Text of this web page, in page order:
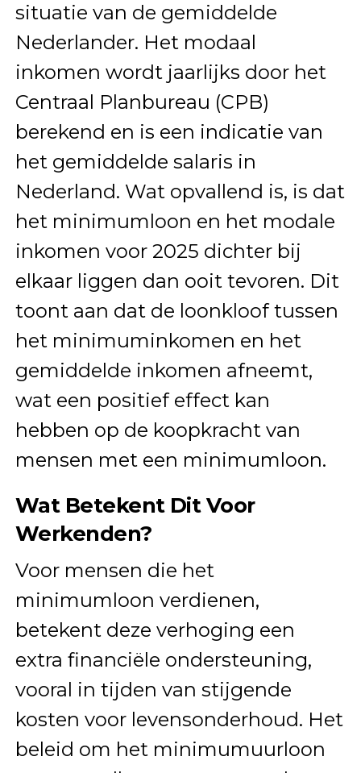
situatie van de gemiddelde
Nederlander. Het modaal
inkomen wordt jaarlijks door het
Centraal Planbureau (CPB)
berekend en is een indicatie van
het gemiddelde salaris in
Nederland. Wat opvallend is, is dat
het minimumloon en het modale
inkomen voor 2025 dichter bij
elkaar liggen dan ooit tevoren. Dit
toont aan dat de loonkloof tussen
het minimuminkomen en het
gemiddelde inkomen afneemt,
wat een positief effect kan
hebben op de koopkracht van
mensen met een minimumloon.
Wat Betekent Dit Voor
Werkenden?
Voor mensen die het
minimumloon verdienen,
betekent deze verhoging een
extra financiële ondersteuning,
vooral in tijden van stijgende
kosten voor levensonderhoud. Het
beleid om het minimumuurloon